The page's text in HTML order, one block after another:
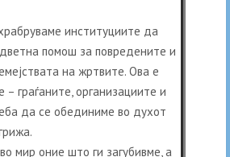
институциите да
помош за повредените и
на жртвите. Ова е
– граѓаните, организациите и
да се обединиме во духот
мир оние што ги загубивме, а